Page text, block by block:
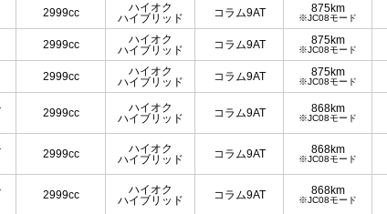
2999cc
ハイオク
ハイブリッド
コラム9AT 875km
※JC08モード
2999cc
ハイオク
ハイブリッド
コラム9AT 875km
※JC08モード
2999cc
ハイオク
ハイブリッド
コラム9AT 875km
※JC08モード
2999cc
ハイオク
ハイブリッド
コラム9AT 868km
※JC08モード
2999cc
ハイオク
ハイブリッド
コラム9AT 868km
※JC08モード
2999cc
ハイオク
ハイブリッド
コラム9AT 868km
※JC08モード